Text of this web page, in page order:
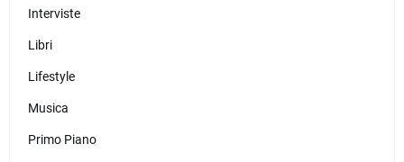
Interviste
Libri
Lifestyle
Musica
Primo Piano